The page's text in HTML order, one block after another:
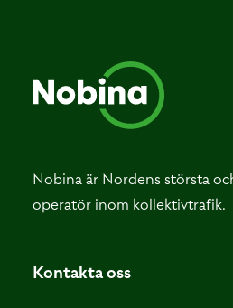
Nobina är Nordens största
operatör inom kollektivtrafik.
Kontakta oss